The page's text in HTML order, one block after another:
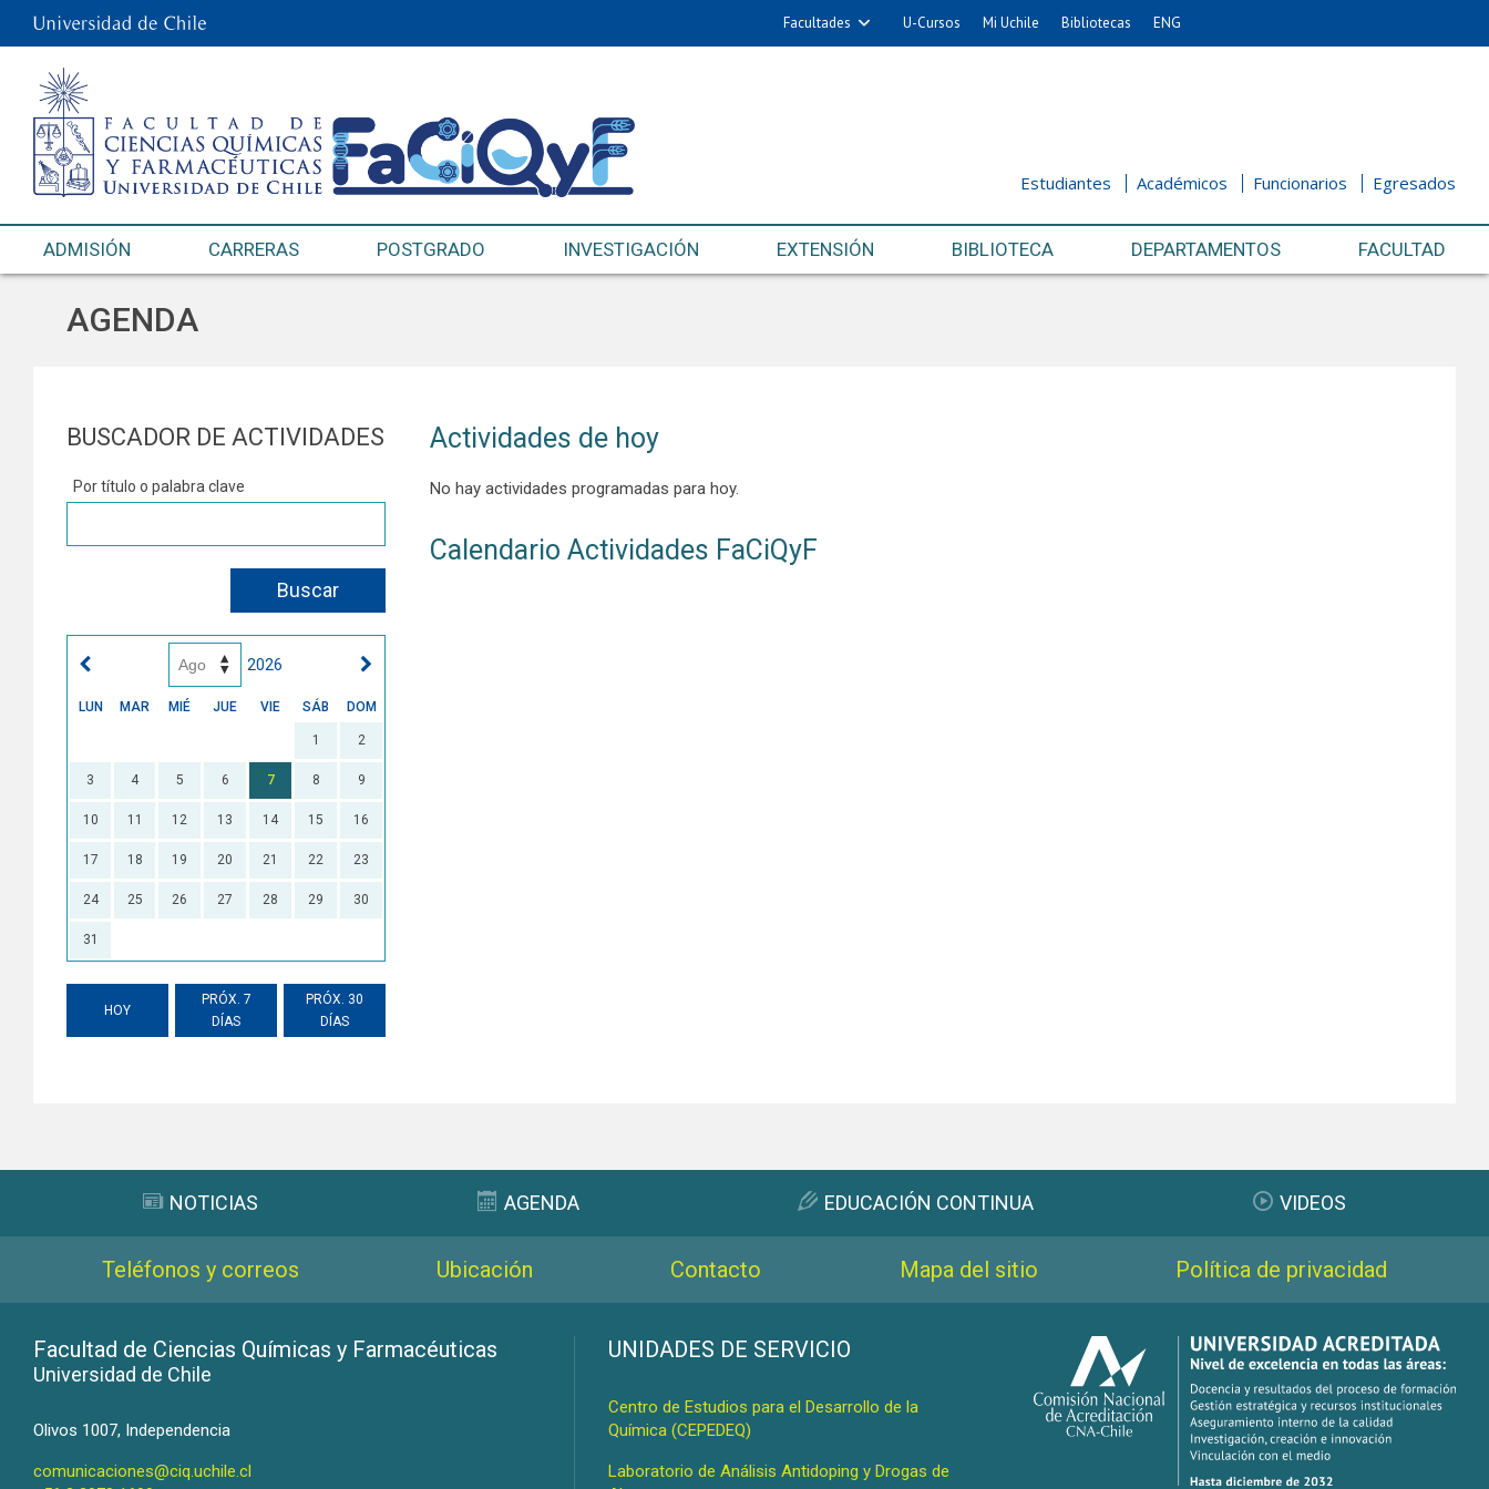
Facultades U-Cursos Mi Uchile Bibliotecas ENG
Estudiantes Académicos Funcionarios Egresados
ADMISIÓN CARRERAS POSTGRADO INVESTIGACIÓN EXTENSIÓN BIBLIOTECA DEPARTAMENTOS FACULTAD
AGENDA
BUSCADOR DE ACTIVIDADES
Por título o palabra clave
2026
LUN MAR MIÉ JUE VIE SÁB DOM
1 2
3 4 5 6 7 8 9
10 11 12 13 14 15 16
17 18 19 20 21 22 23
24 25 26 27 28 29 30
31
HOY
PRÓX. 7
DÍAS
PRÓX. 30
DÍAS
Actividades de hoy
No hay actividades programadas para hoy.
Calendario Actividades FaCiQyF
NOTICIAS AGENDA EDUCACIÓN CONTINUA VIDEOS
Teléfonos y correos Ubicación Contacto Mapa del sitio Política de privacidad
Facultad de Ciencias Químicas y Farmacéuticas
Universidad de Chile
Olivos 1007, Independencia
comunicaciones@ciq.uchile.cl
UNIDADES DE SERVICIO
Centro de Estudios para el Desarrollo de la
Química (CEPEDEQ)
Laboratorio de Análisis Antidoping y Drogas de